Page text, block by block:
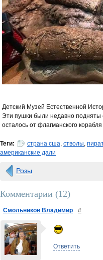
Детский Музей Естественной
Эти пушки были недавно подняты
осталось от флагманского
Теги: страна сша, стволы,
американские дали
Розы
Комментарии (12)
Смольников Владимир #
Ответить